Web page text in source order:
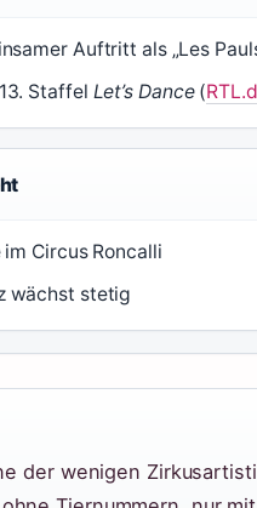
Auftritt als „Les
Staffel Let’s Dance(
Circus Roncalli
wächst stetig
der wenigen